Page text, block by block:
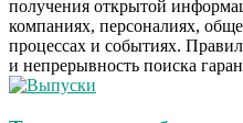
получения открытой
компаниях, персоналиях,
процессах и событиях.
и непрерывность поиска